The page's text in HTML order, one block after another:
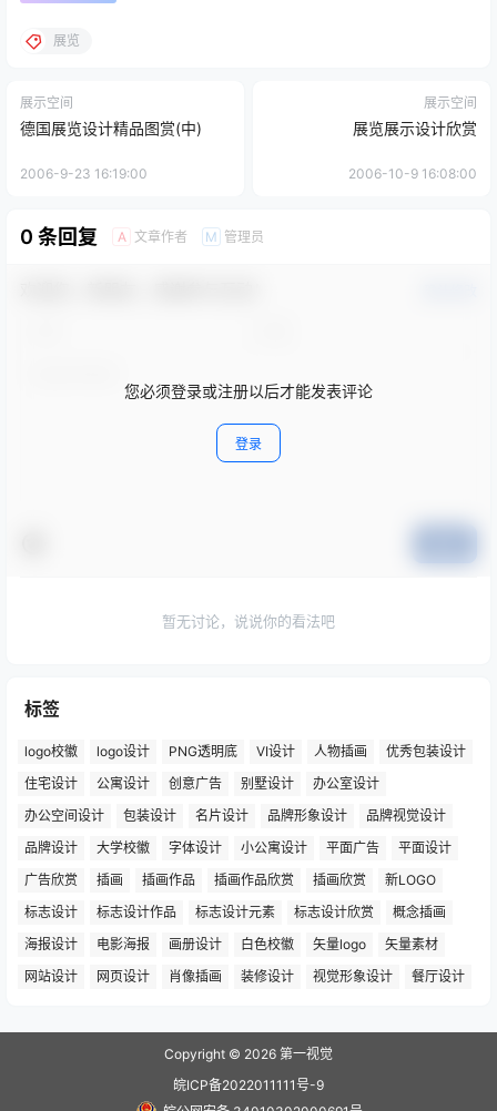
展览
展示空间
德国展览设计精品图赏(中)
2006-9-23 16:19:00
展示空间
展览展示设计欣赏
2006-10-9 16:08:00
0 条回复 A 文章作者 M 管理员
您必须登录或注册以后才能发表评论
登录
暂无讨论，说说你的看法吧
标签
logo校徽 logo设计 PNG透明底 VI设计 人物插画
优秀包装设计
住宅设计
公寓设计 创意广告 别墅设计
办公室设计
办公空间设计
包装设计 名片设计 品牌形象设计
品牌视觉设计
品牌设计
大学校徽 字体设计 小公寓设计 平面广告
平面设计
广告欣赏
插画 插画作品 插画作品欣赏 插画欣赏
新LOGO
标志设计
标志设计作品 标志设计元素 标志设计欣赏
概念插画
海报设计
电影海报 画册设计 白色校徽 矢量logo
矢量素材
网站设计
网页设计 肖像插画 装修设计 视觉形象设计 餐厅设计
Copyright © 2026 第一视觉
皖ICP备2022011111号-9